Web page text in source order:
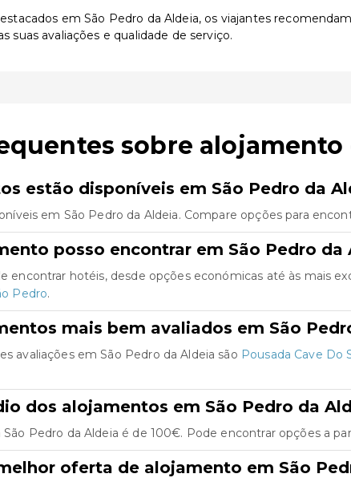
em São Pedro da Aldeia, os viajantes
suas avaliações e qualidade de serviço.
sobre alojamento
estão disponíveis em São Pedro da
em São Pedro da Aldeia. Compare opções para
posso encontrar em São Pedro da
encontrar hotéis, desde opções económicas até às mais
Pedro.
mais bem avaliados em São
avaliações em São Pedro da Aldeia são Pousada Cave Do
dos alojamentos em São Pedro da
Pedro da Aldeia é de 100€. Pode encontrar opções a
oferta de alojamento em São